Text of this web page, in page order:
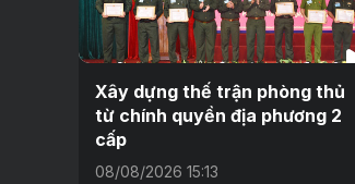
Xây dựng thế trận phòng thủ
từ chính quyền địa phương 2
cấp
08/08/2026 15:13